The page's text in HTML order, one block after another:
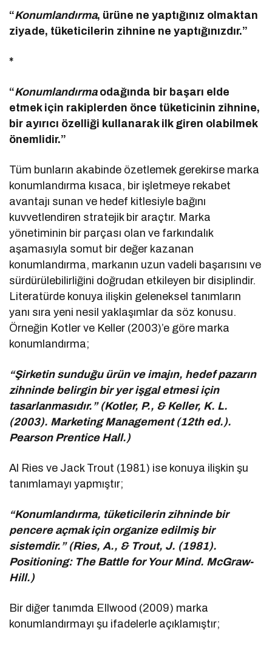
“Konumlandırma, ürüne ne yaptığınız olmaktan
ziyade, tüketicilerin zihnine ne yaptığınızdır.”
*
“Konumlandırma odağında bir başarı elde
etmek için rakiplerden önce tüketicinin zihnine,
bir ayırıcı özelliği kullanarak ilk giren olabilmek
önemlidir.”
Tüm bunların akabinde özetlemek gerekirse marka
konumlandırma kısaca, bir işletmeye rekabet
avantajı sunan ve hedef kitlesiyle bağını
kuvvetlendiren stratejik bir araçtır. Marka
yönetiminin bir parçası olan ve farkındalık
aşamasıyla somut bir değer kazanan
konumlandırma, markanın uzun vadeli başarısını ve
sürdürülebilirliğini doğrudan etkileyen bir disiplindir.
Literatürde konuya ilişkin geleneksel tanımların
yanı sıra yeni nesil yaklaşımlar da söz konusu.
Örneğin Kotler ve Keller (2003)’e göre marka
konumlandırma;
“Şirketin sunduğu ürün ve imajın, hedef pazarın
zihninde belirgin bir yer işgal etmesi için
tasarlanmasıdır.” (Kotler, P., & Keller, K. L.
(2003). Marketing Management (12th ed.).
Pearson Prentice Hall.)
Al Ries ve Jack Trout (1981) ise konuya ilişkin şu
tanımlamayı yapmıştır;
“Konumlandırma, tüketicilerin zihninde bir
pencere açmak için organize edilmiş bir
sistemdir.” (Ries, A., & Trout, J. (1981).
Positioning: The Battle for Your Mind. McGraw-
Hill.)
Bir diğer tanımda Ellwood (2009) marka
konumlandırmayı şu ifadelerle açıklamıştır;